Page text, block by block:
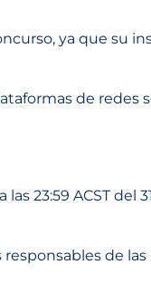
ya que su
de redes
23:59 ACST del
de